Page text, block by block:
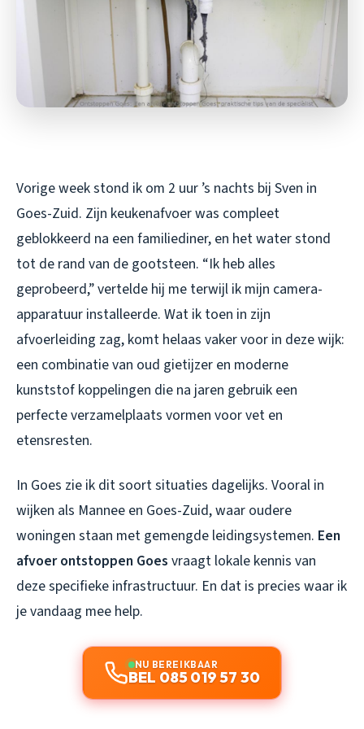
Vorige week stond ik om 2 uur ’s nachts bij Sven in
Goes-Zuid. Zijn keukenafvoer was compleet
geblokkeerd na een familiediner, en het water stond
tot de rand van de gootsteen. “Ik heb alles
geprobeerd,” vertelde hij me terwijl ik mijn camera-
apparatuur installeerde. Wat ik toen in zijn
afvoerleiding zag, komt helaas vaker voor in deze wijk:
een combinatie van oud gietijzer en moderne
kunststof koppelingen die na jaren gebruik een
perfecte verzamelplaats vormen voor vet en
etensresten.
In Goes zie ik dit soort situaties dagelijks. Vooral in
wijken als Mannee en Goes-Zuid, waar oudere
woningen staan met gemengde leidingsystemen. Een
afvoer ontstoppen Goes vraagt lokale kennis van
deze specifieke infrastructuur. En dat is precies waar ik
je vandaag mee help.
NU BEREIKBAAR
BEL 085 019 57 30